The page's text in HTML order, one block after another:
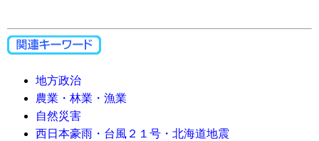
地方政治
農業・林業・漁業
自然災害
西日本豪雨・台風２１号・北海道地震